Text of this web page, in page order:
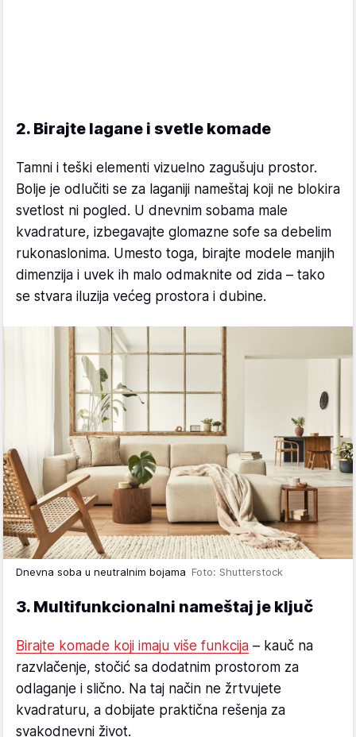
2. Birajte lagane i svetle komade
Tamni i teški elementi vizuelno zagušuju prostor.
Bolje je odlučiti se za laganiji nameštaj koji ne blokira
svetlost ni pogled. U dnevnim sobama male
kvadrature, izbegavajte glomazne sofe sa debelim
rukonaslonima. Umesto toga, birajte modele manjih
dimenzija i uvek ih malo odmaknite od zida – tako
se stvara iluzija većeg prostora i dubine.
Dnevna soba u neutralnim bojama Foto: Shutterstock
3. Multifunkcionalni nameštaj je ključ
Birajte komade koji imaju više funkcija – kauč na
razvlačenje, stočić sa dodatnim prostorom za
odlaganje i slično. Na taj način ne žrtvujete
kvadraturu, a dobijate praktična rešenja za
svakodnevni život.